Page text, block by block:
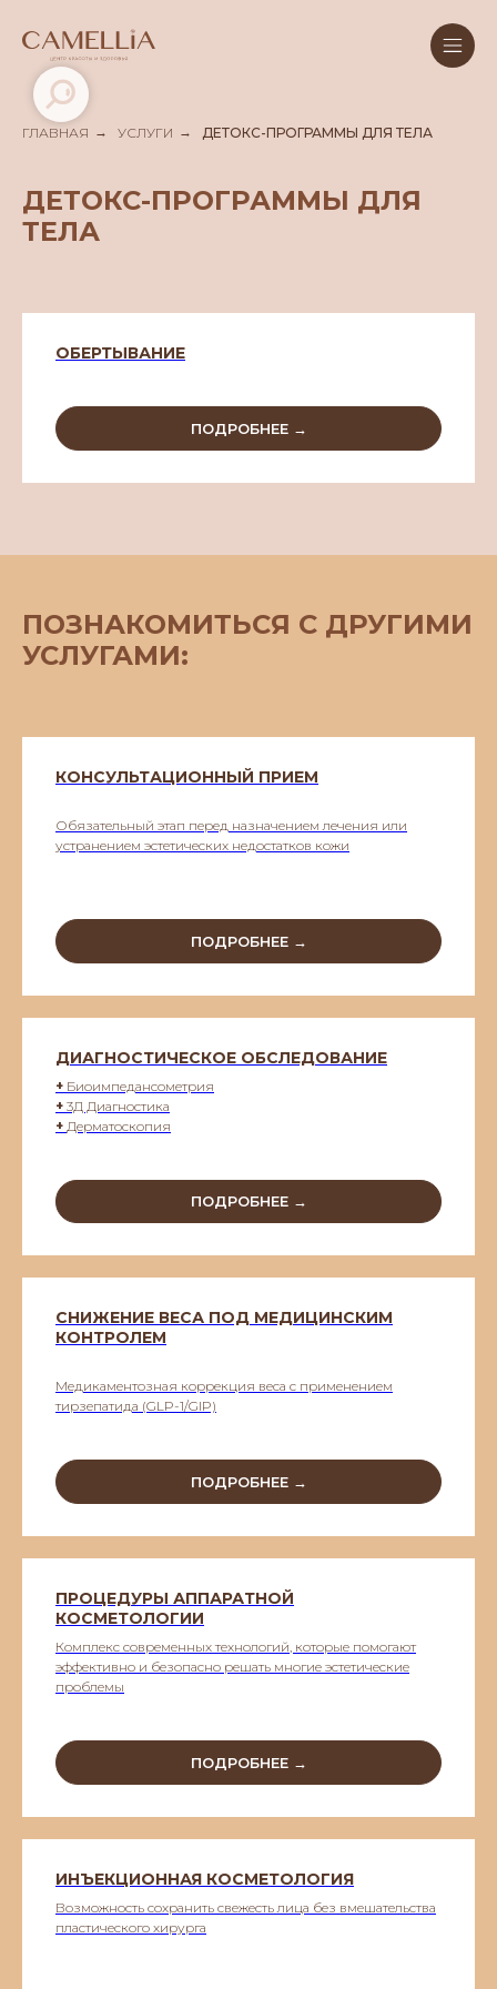
ГЛАВНАЯ → УСЛУГИ → ДЕТОКС-ПРОГРАММЫ ДЛЯ ТЕЛА
ДЕТОКС-ПРОГРАММЫ ДЛЯ
ТЕЛА
ОБЕРТЫВАНИЕ
ПОДРОБНЕЕ →
ПОЗНАКОМИТЬСЯ С ДРУГИМИ
УСЛУГАМИ:
КОНСУЛЬТАЦИОННЫЙ ПРИЕМ
Обязательный этап перед назначением лечения или
устранением эстетических недостатков кожи
ПОДРОБНЕЕ →
ДИАГНОСТИЧЕСКОЕ ОБСЛЕДОВАНИЕ
+ Биоимпедансометрия
+ 3Д Диагностика
+ Дерматоскопия
ПОДРОБНЕЕ →
СНИЖЕНИЕ ВЕСА ПОД МЕДИЦИНСКИМ
КОНТРОЛЕМ
Медикаментозная коррекция веса с применением
тирзепатида (GLP-1/GIP)
ПОДРОБНЕЕ →
ПРОЦЕДУРЫ АППАРАТНОЙ
КОСМЕТОЛОГИИ
Комплекс современных технологий, которые помогают
эффективно и безопасно решать многие эстетические
проблемы
ПОДРОБНЕЕ →
ИНЪЕКЦИОННАЯ КОСМЕТОЛОГИЯ
Возможность сохранить свежесть лица без вмешательства
пластического хирурга